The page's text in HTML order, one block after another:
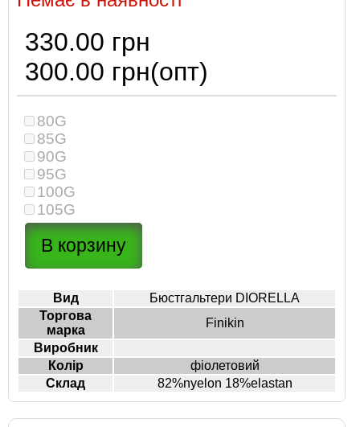
330.00 грн
300.00 грн(опт)
80G
85G
90G
95G
100G
105G
Вид
Бюстгальтери DIORELLA
Торгова
марка
Finikin
Виробник
Колір
фіолетовий
Склад
82%nyelon 18%elastan